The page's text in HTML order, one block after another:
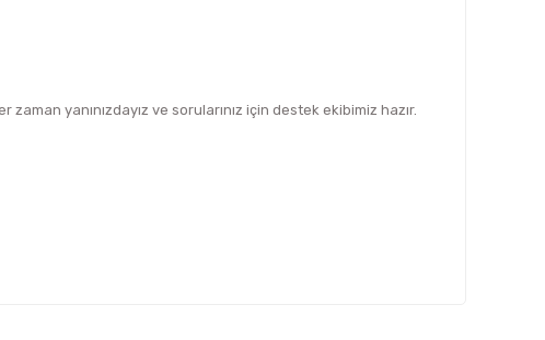
yanınızdayız ve sorularınız için destek ekibimiz hazır.